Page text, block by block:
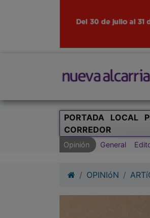
PORTADA LOCAL
CORREDOR
Opinión General
OPINIóN